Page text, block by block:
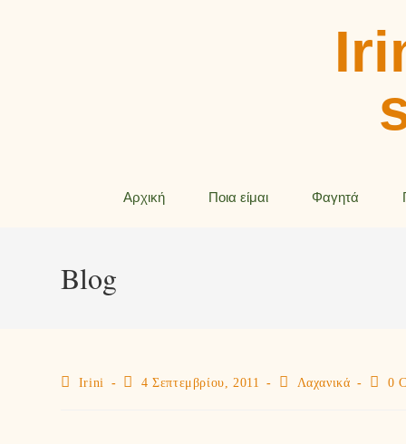
Αρχική Ποια είμαι Φαγητά
Blog
Irini 4 Σεπτεμβρίου, 2011 Λαχανικά 0